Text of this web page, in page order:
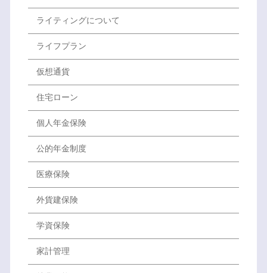
ライティングについて
ライフプラン
仮想通貨
住宅ローン
個人年金保険
公的年金制度
医療保険
外貨建保険
学資保険
家計管理